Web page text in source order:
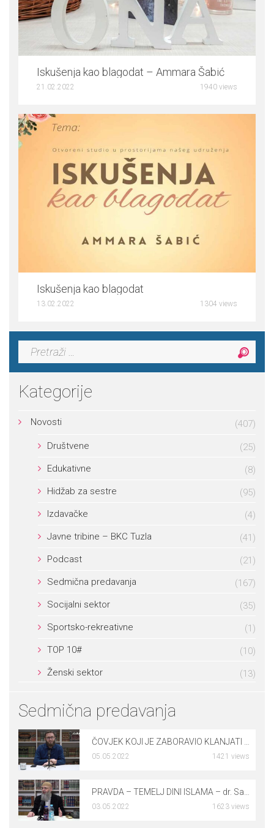
Iskušenja kao blagodat – Ammara Šabić
21.02.2022 1940 views
Iskušenja kao blagodat
13.02.2022 1304 views
Pretraga:
Kategorije
Novosti (407)
Društvene
(25)
Edukativne
(8)
Hidžab za sestre
(95)
Izdavačke
(4)
Javne tribine – BKC Tuzla
(41)
Podcast
(21)
Sedmična predavanja
(167)
Socijalni sektor
(35)
Sportsko-rekreativne
(1)
TOP 10#
(10)
Ženski sektor
(13)
Sedmična predavanja
0
ČOVJEK KOJI JE ZABORAVIO KLANJATI NAMAZ – dr. Rusmir Čoković
05.05.2022 1421 views
0
03.05.2022 1623 views